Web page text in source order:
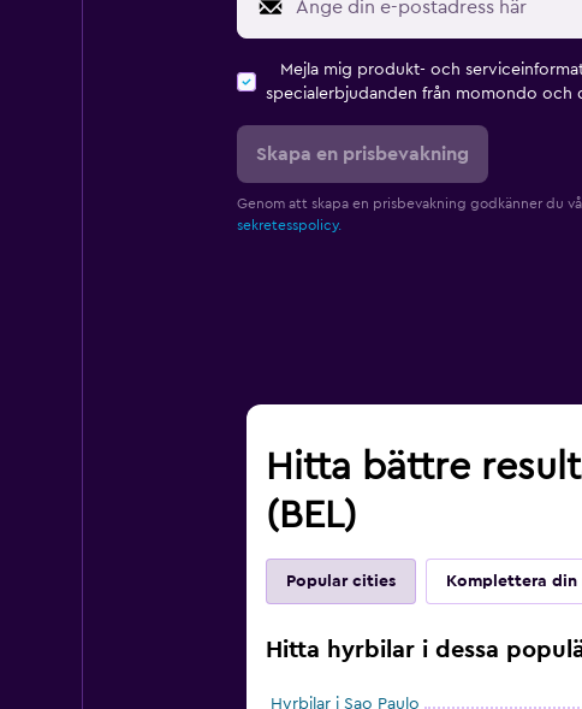
Mejla mig produkt- och
specialerbjudanden från momondo och
Skapa en prisbevakning
Genom att skapa en prisbevakning godkänner du
sekretesspolicy.
Hitta bättre
(BEL)
Popular cities Komplettera din
Hitta hyrbilar i dessa
Hyrbilar i Sao Paulo